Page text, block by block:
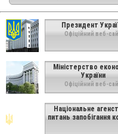
Президент
Офіційний веб-
Міністерство
України
Офіційний веб-
Національне
питань запобігання